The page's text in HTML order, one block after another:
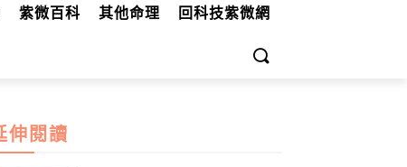
紫微百科 其他命理 回科技紫微網
伸閱讀